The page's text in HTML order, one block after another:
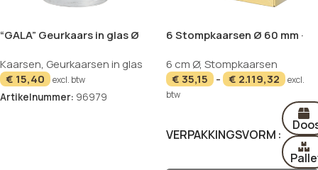
“GALA” Geurkaars in glas Ø
Vanilla “Mini Nutella”
Kaarsen, Geurkaarsen in glas
€ 15,40 excl. btw
Artikelnummer: 96979
6 Stompkaarsen Ø 60 mm ·
6 cm Ø, Stompkaarsen
€35,15 - € 2.119,32
excl.
btw
VERPAKKINGSVORM